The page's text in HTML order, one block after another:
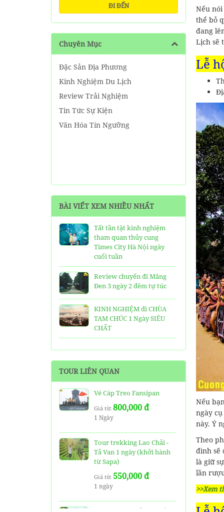
ĐI ĐẾN
Chuyên Mục
Đặc Sản Địa Phương
Kinh Nghiệm Du Lịch
Review Trải Nghiệm
Tin Tức Sự Kiện
Văn Hóa Tín Ngưỡng
BÀI VIẾT XEM NHIỀU NHẤT
Tất tần tật kinh nghiệm
tham quan thủy cung
Times City Hà Nội ngày
cuối tuần
Review chuyến đi Măng
Đen 3 ngày 2 đêm tự túc
KINH NGHIỆM đi CHÙA
TAM CHÚC 1 Ngày SIÊU
CHẤT
25 Ngôi Chùa ở Sài Gòn
TOP 16 địa điểm du lịch
HẤP DẪN nhất việt nam:
Bạn đã đi được những nơi
nào?
cáp treo Núi Bà Đen Tây
Ninh
HƯỚNG DẪN đi du lịch
TAM ĐẢO chi tiết kèm
thông tin liên hệ
SHARE Cẩm nang du lịch
TOUR LIÊN QUAN
Vé Cáp Treo Fansipan
Giá từ: 800,000 đ
1 Ngày
Tour trekking Lao Chải -
Tả Van 1 ngày (khởi hành
từ Sapa)
Giá từ: 550,000 đ
1 ngày
Nếu
thể bỏ
đang
Lịch sẽ
Lễ
Nếu
ngày
này. Ý
Theo
đình sẽ
là giữ
lần
>>Xem